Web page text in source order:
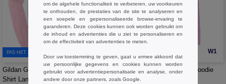
PAS HET AAN!
Gildan GN186 - Ultra Cotton Adult T-
Shirt Lange Mouw
W1
Fruit of the Loom SC371 - Hoodie
Sweater (62-034-0)
om de algehele functionaliteit te verbeteren, uw voorkeuren
te onthouden, de prestaties van de site te analyseren en
een soepele en gepersonaliseerde browse-ervaring te
garanderen. Deze cookies kunnen ook worden gebruikt om
de inhoud en advertenties die u ziet te personaliseren en
om de effectiviteit van advertenties te meten.
Door uw toestemming te geven, gaat u ermee akkoord dat
uw persoonlijke gegevens en cookies kunnen worden
gebruikt voor advertentiepersonalisatie en analyse, onder
andere door onze partners, zoals Google.